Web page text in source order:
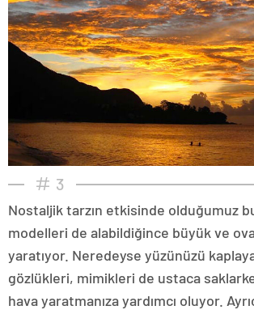
3
Nostaljik tarzın etkisinde olduğumuz
modelleri de alabildiğince büyük ve
yaratıyor. Neredeyse yüzünüzü
gözlükleri, mimikleri de ustaca
hava yaratmanıza yardımcı oluyor.